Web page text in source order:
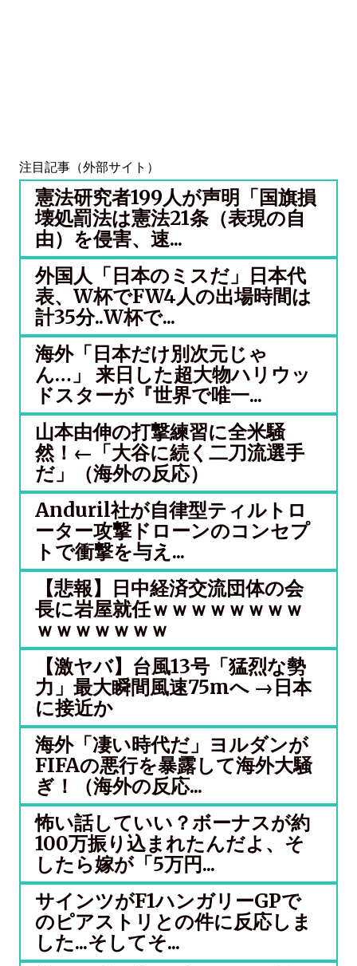
注目記事（外部サイト）
憲法研究者199人が声明「国旗損
壊処罰法は憲法21条（表現の自
由）を侵害、速...
外国人「日本のミスだ」日本代
表、W杯でFW4人の出場時間は
計35分..W杯で...
海外「日本だけ別次元じゃ
ん…」 来日した超大物ハリウッ
ドスターが『世界で唯一...
山本由伸の打撃練習に全米騒
然！←「大谷に続く二刀流選手
だ」（海外の反応）
Anduril社が自律型ティルトロ
ーター攻撃ドローンのコンセプ
トで衝撃を与え...
【悲報】日中経済交流団体の会
長に岩屋就任ｗｗｗｗｗｗｗｗ
ｗｗｗｗｗｗｗ
【激ヤバ】台風13号「猛烈な勢
力」最大瞬間風速75mへ →日本
に接近か
海外「凄い時代だ」ヨルダンが
FIFAの悪行を暴露して海外大騒
ぎ！（海外の反応...
怖い話していい？ボーナスが約
100万振り込まれたんだよ、そ
したら嫁が「5万円...
サインツがF1ハンガリーGPで
のピアストリとの件に反応しま
した...そしてそ...